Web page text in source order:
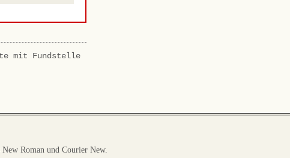
mit Fundstelle
New Roman und Courier New.